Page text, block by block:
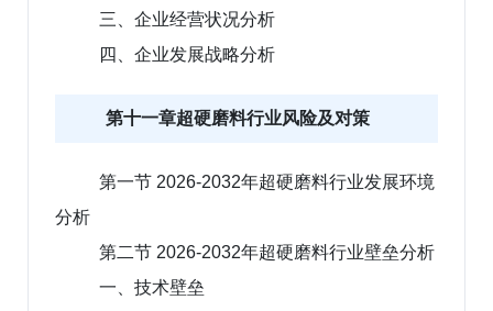
三、企业经营状况分析
四、企业发展战略分析
第十一章超硬磨料行业风险及对策
第一节 2026-2032年超硬磨料行业发展环境
分析
第二节 2026-2032年超硬磨料行业壁垒分析
一、技术壁垒